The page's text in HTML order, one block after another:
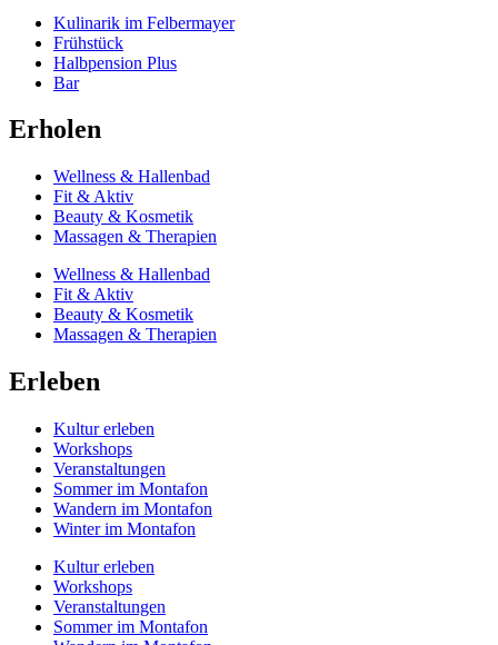
Kulinarik im Felbermayer
Frühstück
Halbpension Plus
Bar
Erholen
Wellness & Hallenbad
Fit & Aktiv
Beauty & Kosmetik
Massagen & Therapien
Wellness & Hallenbad
Fit & Aktiv
Beauty & Kosmetik
Massagen & Therapien
Erleben
Kultur erleben
Workshops
Veranstaltungen
Sommer im Montafon
Wandern im Montafon
Winter im Montafon
Kultur erleben
Workshops
Veranstaltungen
Sommer im Montafon